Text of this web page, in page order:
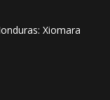
Xiomara